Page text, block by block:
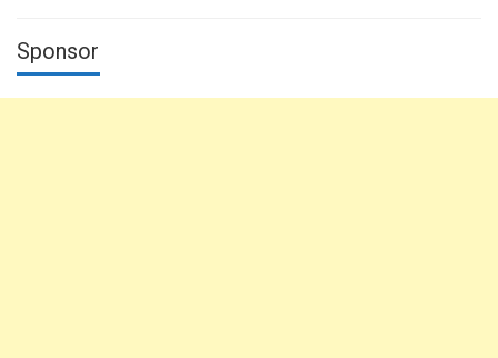
Sponsor